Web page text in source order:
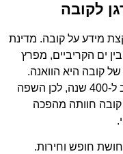
לקובה
מידע על קובה. מדינת
ים הקריביים, מפרץ
של קובה היא הוואנה.
האימפריה הספרדית שלטה בקובה קרוב ל-400 שנה, לכן השפה
המדוברת בקובה היא ספרדית. ב-1959 קובה חוותה מהפכה
חופש וחירות.